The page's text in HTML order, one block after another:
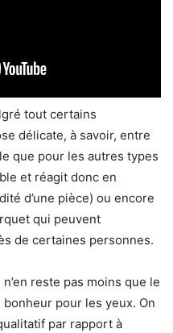
tout certains
délicate, à savoir, entre
que pour les autres types
et réagit donc en
d’une pièce) ou encore
qui peuvent
de certaines personnes.
reste pas moins que le
pour les yeux. On
par rapport à